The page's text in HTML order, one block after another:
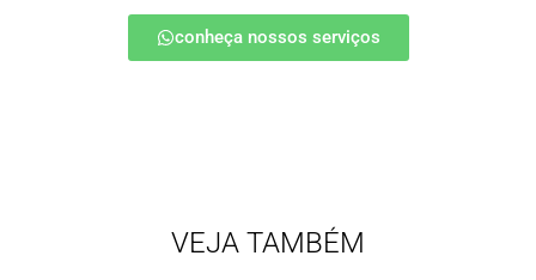
conheça nossos serviços
VEJA TAMBÉM